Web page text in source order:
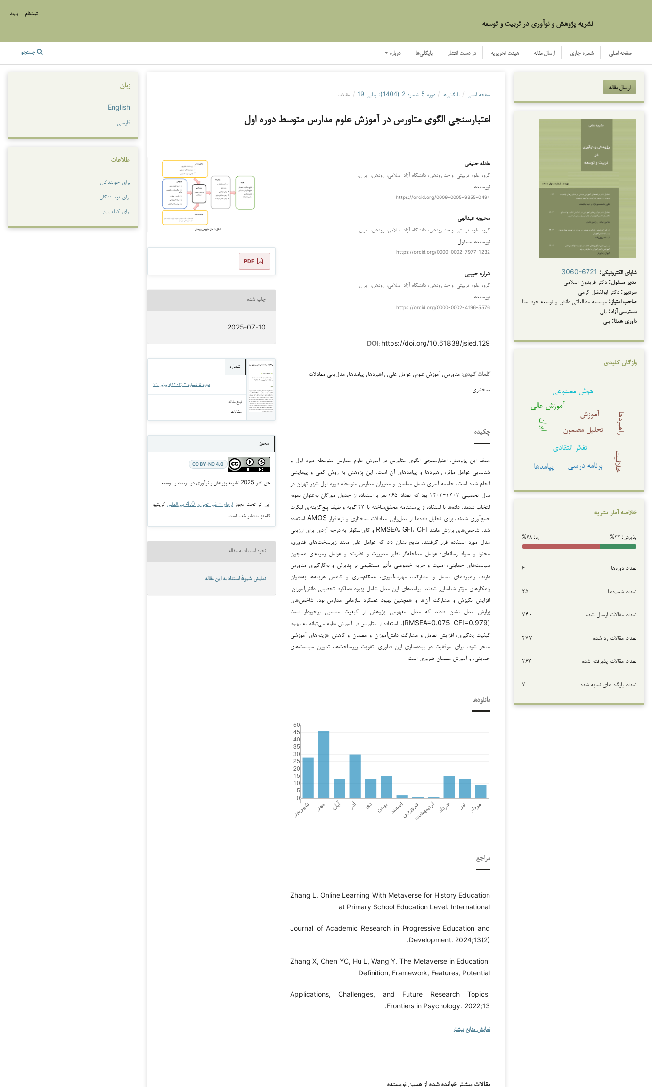
نشریه پژوهش و نوآوری در تربیت و توسعه
صفحه اصلی شماره جاری ارسال مقاله هیئت تحریریه در دست انتشار بایگانی‌ها درباره جستجو
ثبت‌نام ورود
ارسال مقاله
شاپای الکترونیکی: 3060-6721
مدیر مسئول: دکتر فریدون اسلامی
سردبیر: دکتر ابوالفضل کرمی
صاحب امتیاز: موسسه مطالعاتی دانش و توسعه خرد مانا
دسترسی آزاد: بلی
داوری همتا: بلی
واژگان کلیدی
تحلیل مضمون
تفکر انتقادی
آموزش
آموزش عالی
برنامه درسی
هوش مصنوعی
خلاقیت
ایران راهبردها
پیامدها
خلاصه آمار نشریه
پذیرش: ۳۲% رد: ۶۸%
تعداد دوره‌ها ۶
تعداد شماره‌ها ۲۵
تعداد مقالات ارسال شده ۷۴۰
تعداد مقالات رد شده ۴۷۷
تعداد مقالات پذیرفته شده ۲۶۳
تعداد پایگاه های نمایه شده ۷
صفحه اصلی / بایگانی‌ها / دوره 5 شماره 2 (1404): پیاپی 19 / مقالات
اعتبارسنجی الگوی متاورس در آموزش علوم مدارس متوسط دوره اول
عادله حنیفی
گروه علوم تربیتی، واحد رودهن، دانشگاه آزاد اسلامی، رودهن، ایران.
نویسنده
https://orcid.org/0009-0005-9355-0494
محبوبه عبدالهی
گروه علوم تربیتی، واحد رودهن، دانشگاه آزاد اسلامی، رودهن، ایران.
نویسنده مسئول
https://orcid.org/0000-0002-7977-1232
شراره حبیبی
گروه علوم تربیتی، واحد رودهن، دانشگاه آزاد اسلامی، رودهن، ایران
نویسنده
https://orcid.org/0000-0002-4196-5576
DOI: https://doi.org/10.61838/jsied.129
کلمات کلیدی: متاورس, آموزش علوم, عوامل علی, راهبردها, پیامدها, مدل‌یابی معادلات
ساختاری
چکیده
هدف این پژوهش، اعتبارسنجی الگوی متاورس در آموزش علوم مدارس متوسطه دوره اول و
شناسایی عوامل مؤثر، راهبردها و پیامدهای آن است. این پژوهش به روش کمی و پیمایشی
انجام شده است. جامعه آماری شامل معلمان و مدیران مدارس متوسطه دوره اول شهر تهران در
سال تحصیلی ۱۴۰۲-۱۴۰۳ بود که تعداد ۲۶۵ نفر با استفاده از جدول مورگان به‌عنوان نمونه
انتخاب شدند. داده‌ها با استفاده از پرسشنامه محقق‌ساخته با ۴۳ گویه و طیف پنج‌گزینه‌ای لیکرت
جمع‌آوری شدند. برای تحلیل داده‌ها از مدل‌یابی معادلات ساختاری و نرم‌افزار AMOS استفاده
شد. شاخص‌های برازش مانند RMSEA، GFI، CFI و کای‌اسکوئر به درجه آزادی برای ارزیابی
مدل مورد استفاده قرار گرفتند. نتایج نشان داد که عوامل علی مانند زیرساخت‌های فناوری،
محتوا و سواد رسانه‌ای؛ عوامل مداخله‌گر نظیر مدیریت و نظارت؛ و عوامل زمینه‌ای همچون
سیاست‌های حمایتی، امنیت و حریم خصوصی تأثیر مستقیمی بر پذیرش و به‌کارگیری متاورس
دارند. راهبردهای تعامل و مشارکت، مهارت‌آموزی، همگام‌سازی و کاهش هزینه‌ها به‌عنوان
راهکارهای مؤثر شناسایی شدند. پیامدهای این مدل شامل بهبود عملکرد تحصیلی دانش‌آموزان،
افزایش انگیزش و مشارکت آن‌ها و همچنین بهبود عملکرد سازمانی مدارس بود. شاخص‌های
برازش مدل نشان دادند که مدل مفهومی پژوهش از کیفیت مناسبی برخوردار است
(RMSEA=0.075، CFI=0.979). استفاده از متاورس در آموزش علوم می‌تواند به بهبود
کیفیت یادگیری، افزایش تعامل و مشارکت دانش‌آموزان و معلمان و کاهش هزینه‌های آموزشی
منجر شود. برای موفقیت در پیاده‌سازی این فناوری، تقویت زیرساخت‌ها، تدوین سیاست‌های
حمایتی، و آموزش معلمان ضروری است.
دانلودها
مراجع
Zhang L. Online Learning With Metaverse for History Education
at Primary School Education Level. International
Journal of Academic Research in Progressive Education and
Development. 2024;13(2).
Zhang X, Chen YC, Hu L, Wang Y. The Metaverse in Education:
Definition, Framework, Features, Potential
Applications, Challenges, and Future Research Topics.
Frontiers in Psychology. 2022;13.
نمایش منابع بیشتر
دانلودها PDF
چاپ شده
2025-07-10
شماره
دوره 5 شماره 2 (1404): پیاپی 19
نوع مقاله
مقالات
مجوز
CC BY-NC 4.0
حق نشر 2025 نشریه پژوهش و نوآوری در تربیت و توسعه
این اثر تحت مجوز ارجاع - غیر تجاری 4.0 بین‌المللی
کریتیو
کامنز منتشر شده است.
نحوه استناد به مقاله
نمایش شیوهٔ استناد به این مقاله
مقالات بیشتر خوانده شده از همین نویسنده
زبان
English
فارسی
اطلاعات
برای خوانندگان
برای نویسندگان
برای کتابداران